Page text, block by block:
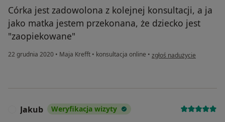
Córka jest zadowolona z kolejnej konsultacji, a ja
jako matka jestem przekonana, że dziecko jest
"zaopiekowane"
22 grudnia 2020 • Maja Krefft • konsultacja online • w opinii użytkownika
zgłoś nadużycie
Jakub Weryfikacja wizyty